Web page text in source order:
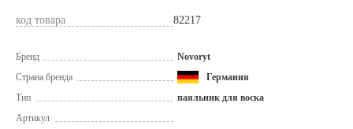
код товара 82217
Бренд
Novoryt
Страна бренда
Германия
Тип
паяльник для воска
Артикул